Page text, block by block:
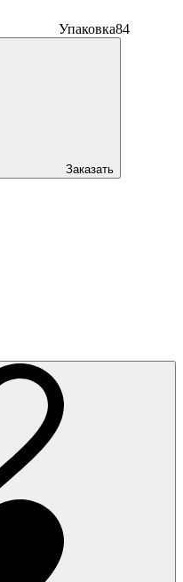
Упаковка84
Заказать